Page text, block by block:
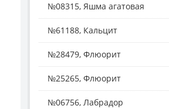
№08315, Яшма агатовая
№61188, Кальцит
№28479, Флюорит
№25265, Флюорит
№06756, Лабрадор